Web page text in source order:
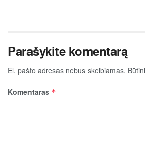
Parašykite komentarą
El. pašto adresas nebus skelbiamas.
Komentaras *